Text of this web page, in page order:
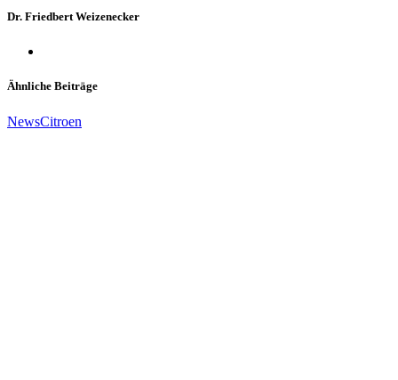
Dr. Friedbert Weizenecker
Ähnliche Beiträge
NewsCitroen